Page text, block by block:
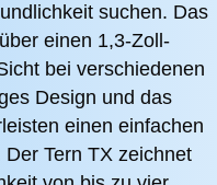
suchen. Das
einen 1,3-Zoll-
bei verschiedenen
Design und das
einen einfachen
Der Tern TX zeichnet